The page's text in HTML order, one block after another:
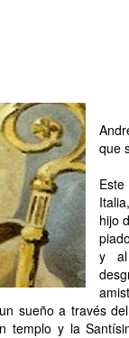
que
hijo
y al
sueño a través
templo y la